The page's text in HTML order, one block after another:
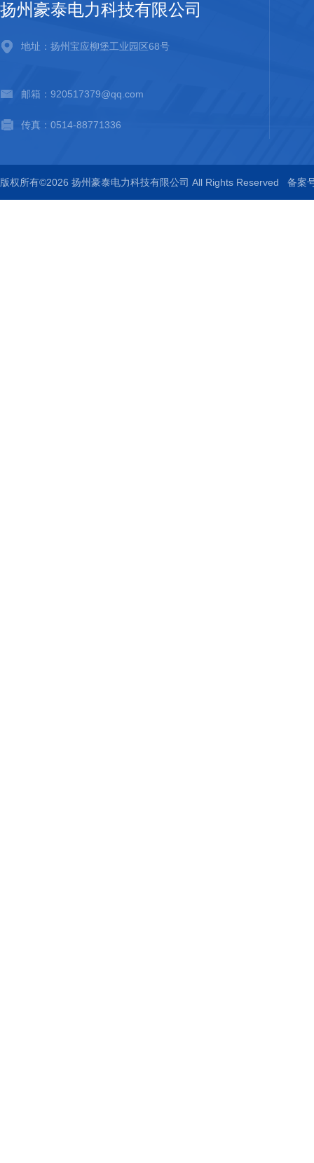
扬州豪泰电力科技有限公司
地址：扬州宝应柳堡工业园区68号
邮箱：920517379@qq.com
传真：0514-88771336
版权所有©2026 扬州豪泰电力科技有限公司 All Rights Reserved 备案